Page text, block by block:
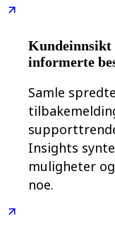
Ressurser
Læring
Fellesskap
Kundeinnsikt
informerte
Samle
Insights
muligheter
noe.